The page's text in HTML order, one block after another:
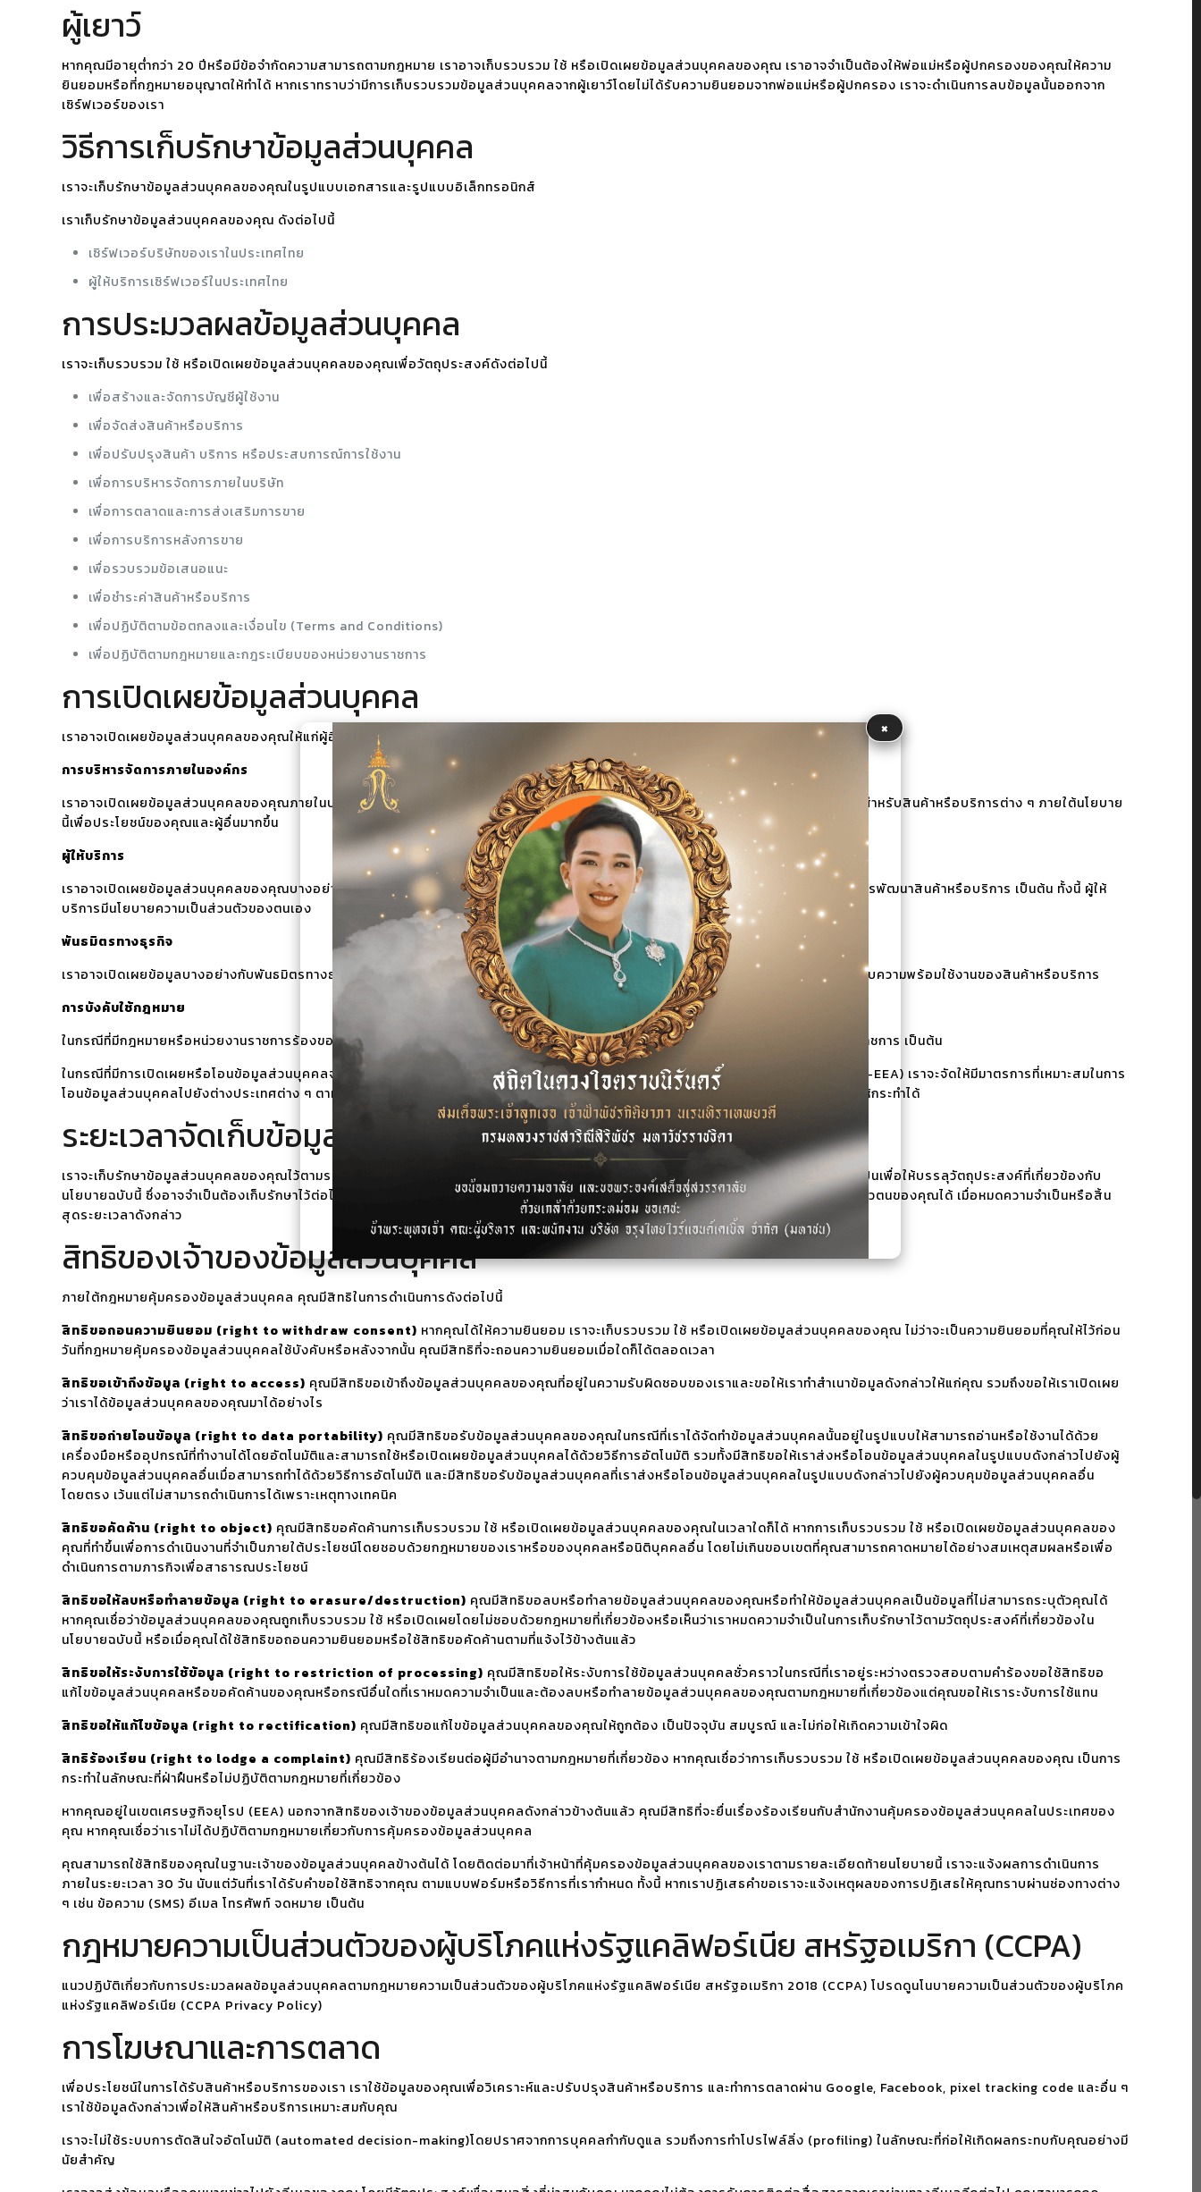
ผู้เยาว์
หากคุณมีอายุต่ำกว่า 20 ปีหรือมีข้อจำกัดความสามารถตามกฎหมาย เราอาจเก็บรวบรวม ใช้ หรือเปิดเผยข้อมูลส่วนบุคคลของคุณ เราอาจจำเป็นต้องให้พ่อแม่หรือผู้ปกครองของคุณให้ความ
ยินยอมหรือที่กฎหมายอนุญาตให้ทำได้ หากเราทราบว่ามีการเก็บรวบรวมข้อมูลส่วนบุคคลจากผู้เยาว์โดยไม่ได้รับความยินยอมจากพ่อแม่หรือผู้ปกครอง เราจะดำเนินการลบข้อมูลนั้นออกจาก
เซิร์ฟเวอร์ของเรา
วิธีการเก็บรักษาข้อมูลส่วนบุคคล
เราจะเก็บรักษาข้อมูลส่วนบุคคลของคุณในรูปแบบเอกสารและรูปแบบอิเล็กทรอนิกส์
เราเก็บรักษาข้อมูลส่วนบุคคลของคุณ ดังต่อไปนี้
เซิร์ฟเวอร์บริษัทของเราในประเทศไทย
ผู้ให้บริการเซิร์ฟเวอร์ในประเทศไทย
การประมวลผลข้อมูลส่วนบุคคล
เราจะเก็บรวบรวม ใช้ หรือเปิดเผยข้อมูลส่วนบุคคลของคุณเพื่อวัตถุประสงค์ดังต่อไปนี้
เพื่อสร้างและจัดการบัญชีผู้ใช้งาน
เพื่อจัดส่งสินค้าหรือบริการ
เพื่อปรับปรุงสินค้า บริการ หรือประสบการณ์การใช้งาน
เพื่อการบริหารจัดการภายในบริษัท
เพื่อการตลาดและการส่งเสริมการขาย
เพื่อการบริการหลังการขาย
เพื่อรวบรวมข้อเสนอแนะ
เพื่อชำระค่าสินค้าหรือบริการ
เพื่อปฏิบัติตามข้อตกลงและเงื่อนไข (Terms and Conditions)
เพื่อปฏิบัติตามกฎหมายและกฎระเบียบของหน่วยงานราชการ
การเปิดเผยข้อมูลส่วนบุคคล
เราอาจเปิดเผยข้อมูลส่วนบุคคลของคุณให้แก่ผู้อื่นภายใต้ความยินยอมของคุณหรือที่กฎหมายอนุญาตให้เปิดเผยได้ ดังต่อไปนี้
การบริหารจัดการภายในองค์กร
เราอาจเปิดเผยข้อมูลส่วนบุคคลของคุณภายในบริษัทเท่าที่จำเป็นเพื่อปรับปรุงและพัฒนาสินค้าหรือบริการของเรา เราอาจรวบรวมข้อมูลภายในสำหรับสินค้าหรือบริการต่าง ๆ ภายใต้นโยบาย
นี้เพื่อประโยชน์ของคุณและผู้อื่นมากขึ้น
ผู้ให้บริการ
เราอาจเปิดเผยข้อมูลส่วนบุคคลของคุณบางอย่างให้กับผู้ให้บริการของเราเท่าที่จำเป็นเพื่อดำเนินงานในด้านต่าง ๆ เช่น การชำระเงิน การตลาด การพัฒนาสินค้าหรือบริการ เป็นต้น ทั้งนี้ ผู้ให้
บริการมีนโยบายความเป็นส่วนตัวของตนเอง
พันธมิตรทางธุรกิจ
เราอาจเปิดเผยข้อมูลบางอย่างกับพันธมิตรทางธุรกิจเพื่อติดต่อและประสานงานในการให้บริการสินค้าหรือบริการ และให้ข้อมูลเท่าที่จำเป็นเกี่ยวกับความพร้อมใช้งานของสินค้าหรือบริการ
การบังคับใช้กฎหมาย
ในกรณีที่มีกฎหมายหรือหน่วยงานราชการร้องขอ เราจะเปิดเผยข้อมูลส่วนบุคคลของคุณเท่าที่จำเป็นให้แก่หน่วยงานราชการ เช่น ศาล หน่วยงานราชการ เป็นต้น
ในกรณีที่มีการเปิดเผยหรือโอนข้อมูลส่วนบุคคลจากเขตเศรษฐกิจยุโรป (EEA) ไปยังสหรัฐอเมริกา และประเทศอื่นนอกเขตเศรษฐกิจยุโรป (Non-EEA) เราจะจัดให้มีมาตรการที่เหมาะสมในการ
โอนข้อมูลส่วนบุคคลไปยังต่างประเทศต่าง ๆ ตามที่กฎหมายคุ้มครองข้อมูลส่วนบุคคลของสหภาพยุโรป (GDPR) กำหนดหรือที่กฎหมายอนุญาตให้กระทำได้
ระยะเวลาจัดเก็บข้อมูลส่วนบุคคล
เราจะเก็บรักษาข้อมูลส่วนบุคคลของคุณไว้ตามระยะเวลาที่จำเป็นในระหว่างที่คุณเป็นลูกค้าหรือมีความสัมพันธ์อยู่กับเราหรือตลอดระยะเวลาที่จำเป็นเพื่อให้บรรลุวัตถุประสงค์ที่เกี่ยวข้องกับ
นโยบายฉบับนี้ ซึ่งอาจจำเป็นต้องเก็บรักษาไว้ต่อไปภายหลังจากนั้น หากมีกฎหมายกำหนดไว้ เราจะลบ ทำลาย หรือทำให้เป็นข้อมูลที่ไม่สามารถระบุตัวตนของคุณได้ เมื่อหมดความจำเป็นหรือสิ้น
สุดระยะเวลาดังกล่าว
สิทธิของเจ้าของข้อมูลส่วนบุคคล
ภายใต้กฎหมายคุ้มครองข้อมูลส่วนบุคคล คุณมีสิทธิในการดำเนินการดังต่อไปนี้
สิทธิขอถอนความยินยอม (right to withdraw consent) หากคุณได้ให้ความยินยอม เราจะเก็บรวบรวม ใช้ หรือเปิดเผยข้อมูลส่วนบุคคลของคุณ ไม่ว่าจะเป็นความยินยอมที่คุณให้ไว้ก่อน
วันที่กฎหมายคุ้มครองข้อมูลส่วนบุคคลใช้บังคับหรือหลังจากนั้น คุณมีสิทธิที่จะถอนความยินยอมเมื่อใดก็ได้ตลอดเวลา
สิทธิขอเข้าถึงข้อมูล (right to access) คุณมีสิทธิขอเข้าถึงข้อมูลส่วนบุคคลของคุณที่อยู่ในความรับผิดชอบของเราและขอให้เราทำสำเนาข้อมูลดังกล่าวให้แก่คุณ รวมถึงขอให้เราเปิดเผย
ว่าเราได้ข้อมูลส่วนบุคคลของคุณมาได้อย่างไร
สิทธิขอถ่ายโอนข้อมูล (right to data portability) คุณมีสิทธิขอรับข้อมูลส่วนบุคคลของคุณในกรณีที่เราได้จัดทำข้อมูลส่วนบุคคลนั้นอยู่ในรูปแบบให้สามารถอ่านหรือใช้งานได้ด้วย
เครื่องมือหรืออุปกรณ์ที่ทำงานได้โดยอัตโนมัติและสามารถใช้หรือเปิดเผยข้อมูลส่วนบุคคลได้ด้วยวิธีการอัตโนมัติ รวมทั้งมีสิทธิขอให้เราส่งหรือโอนข้อมูลส่วนบุคคลในรูปแบบดังกล่าวไปยังผู้
ควบคุมข้อมูลส่วนบุคคลอื่นเมื่อสามารถทำได้ด้วยวิธีการอัตโนมัติ และมีสิทธิขอรับข้อมูลส่วนบุคคลที่เราส่งหรือโอนข้อมูลส่วนบุคคลในรูปแบบดังกล่าวไปยังผู้ควบคุมข้อมูลส่วนบุคคลอื่น
โดยตรง เว้นแต่ไม่สามารถดำเนินการได้เพราะเหตุทางเทคนิค
สิทธิขอคัดค้าน (right to object) คุณมีสิทธิขอคัดค้านการเก็บรวบรวม ใช้ หรือเปิดเผยข้อมูลส่วนบุคคลของคุณในเวลาใดก็ได้ หากการเก็บรวบรวม ใช้ หรือเปิดเผยข้อมูลส่วนบุคคลของ
คุณที่ทำขึ้นเพื่อการดำเนินงานที่จำเป็นภายใต้ประโยชน์โดยชอบด้วยกฎหมายของเราหรือของบุคคลหรือนิติบุคคลอื่น โดยไม่เกินขอบเขตที่คุณสามารถคาดหมายได้อย่างสมเหตุสมผลหรือเพื่อ
ดำเนินการตามภารกิจเพื่อสาธารณประโยชน์
สิทธิขอให้ลบหรือทำลายข้อมูล (right to erasure/destruction) คุณมีสิทธิขอลบหรือทำลายข้อมูลส่วนบุคคลของคุณหรือทำให้ข้อมูลส่วนบุคคลเป็นข้อมูลที่ไม่สามารถระบุตัวคุณได้
หากคุณเชื่อว่าข้อมูลส่วนบุคคลของคุณถูกเก็บรวบรวม ใช้ หรือเปิดเผยโดยไม่ชอบด้วยกฎหมายที่เกี่ยวข้องหรือเห็นว่าเราหมดความจำเป็นในการเก็บรักษาไว้ตามวัตถุประสงค์ที่เกี่ยวข้องใน
นโยบายฉบับนี้ หรือเมื่อคุณได้ใช้สิทธิขอถอนความยินยอมหรือใช้สิทธิขอคัดค้านตามที่แจ้งไว้ข้างต้นแล้ว
สิทธิขอให้ระงับการใช้ข้อมูล (right to restriction of processing) คุณมีสิทธิขอให้ระงับการใช้ข้อมูลส่วนบุคคลชั่วคราวในกรณีที่เราอยู่ระหว่างตรวจสอบตามคำร้องขอใช้สิทธิขอ
แก้ไขข้อมูลส่วนบุคคลหรือขอคัดค้านของคุณหรือกรณีอื่นใดที่เราหมดความจำเป็นและต้องลบหรือทำลายข้อมูลส่วนบุคคลของคุณตามกฎหมายที่เกี่ยวข้องแต่คุณขอให้เราระงับการใช้แทน
สิทธิขอให้แก้ไขข้อมูล (right to rectification) คุณมีสิทธิขอแก้ไขข้อมูลส่วนบุคคลของคุณให้ถูกต้อง เป็นปัจจุบัน สมบูรณ์ และไม่ก่อให้เกิดความเข้าใจผิด
สิทธิร้องเรียน (right to lodge a complaint) คุณมีสิทธิร้องเรียนต่อผู้มีอำนาจตามกฎหมายที่เกี่ยวข้อง หากคุณเชื่อว่าการเก็บรวบรวม ใช้ หรือเปิดเผยข้อมูลส่วนบุคคลของคุณ เป็นการ
กระทำในลักษณะที่ฝ่าฝืนหรือไม่ปฏิบัติตามกฎหมายที่เกี่ยวข้อง
หากคุณอยู่ในเขตเศรษฐกิจยุโรป (EEA) นอกจากสิทธิของเจ้าของข้อมูลส่วนบุคคลดังกล่าวข้างต้นแล้ว คุณมีสิทธิที่จะยื่นเรื่องร้องเรียนกับสำนักงานคุ้มครองข้อมูลส่วนบุคคลในประเทศของ
คุณ หากคุณเชื่อว่าเราไม่ได้ปฏิบัติตามกฎหมายเกี่ยวกับการคุ้มครองข้อมูลส่วนบุคคล
คุณสามารถใช้สิทธิของคุณในฐานะเจ้าของข้อมูลส่วนบุคคลข้างต้นได้ โดยติดต่อมาที่เจ้าหน้าที่คุ้มครองข้อมูลส่วนบุคคลของเราตามรายละเอียดท้ายนโยบายนี้ เราจะแจ้งผลการดำเนินการ
ภายในระยะเวลา 30 วัน นับแต่วันที่เราได้รับคำขอใช้สิทธิจากคุณ ตามแบบฟอร์มหรือวิธีการที่เรากำหนด ทั้งนี้ หากเราปฏิเสธคำขอเราจะแจ้งเหตุผลของการปฏิเสธให้คุณทราบผ่านช่องทางต่าง
ๆ เช่น ข้อความ (SMS) อีเมล โทรศัพท์ จดหมาย เป็นต้น
กฎหมายความเป็นส่วนตัวของผู้บริโภคแห่งรัฐแคลิฟอร์เนีย สหรัฐอเมริกา (CCPA)
แนวปฏิบัติเกี่ยวกับการประมวลผลข้อมูลส่วนบุคคลตามกฎหมายความเป็นส่วนตัวของผู้บริโภคแห่งรัฐแคลิฟอร์เนีย สหรัฐอเมริกา 2018 (CCPA) โปรดดูนโนบายความเป็นส่วนตัวของผู้บริโภค
แห่งรัฐแคลิฟอร์เนีย (CCPA Privacy Policy)
การโฆษณาและการตลาด
เพื่อประโยชน์ในการได้รับสินค้าหรือบริการของเรา เราใช้ข้อมูลของคุณเพื่อวิเคราะห์และปรับปรุงสินค้าหรือบริการ และทำการตลาดผ่าน Google, Facebook, pixel tracking code และอื่น ๆ
เราใช้ข้อมูลดังกล่าวเพื่อให้สินค้าหรือบริการเหมาะสมกับคุณ
เราจะไม่ใช้ระบบการตัดสินใจอัตโนมัติ (automated decision-making)โดยปราศจากการบุคคลกำกับดูแล รวมถึงการทำโปรไฟล์ลิ่ง (profiling) ในลักษณะที่ก่อให้เกิดผลกระทบกับคุณอย่างมี
นัยสำคัญ
×